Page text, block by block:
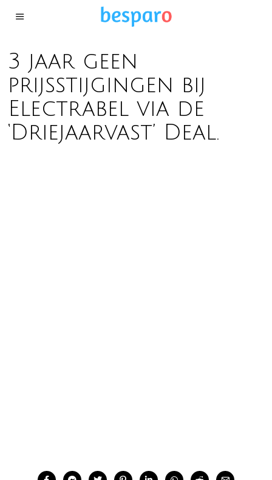
3 jaar geen
prijsstijgingen bij
Electrabel via de
‘Driejaarvast’ Deal.